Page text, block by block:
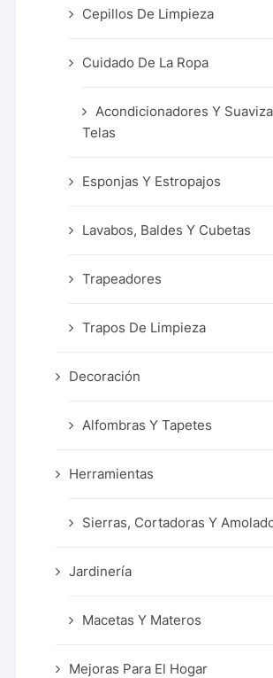
Cepillos De Limpieza
Cuidado De La Ropa
Acondicionadores Y
Telas
Esponjas Y Estropajos
Lavabos, Baldes Y Cubetas
Trapeadores
Trapos De Limpieza
Decoración
Alfombras Y Tapetes
Herramientas
Sierras, Cortadoras Y
Jardinería
Macetas Y Materos
Mejoras Para El Hogar